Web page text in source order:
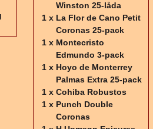
Winston 25-låda
1 x La Flor de Cano Petit
Coronas 25-pack
1 x Montecristo
Edmundo 3-pack
1 x Hoyo de Monterrey
Palmas Extra 25-pack
1 x Cohiba Robustos
1 x Punch Double
Coronas